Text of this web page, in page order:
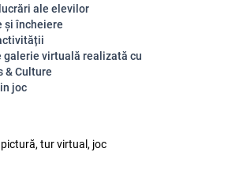
ale elevilor
și încheiere
galerie virtuală realizată cu
& Culture
joc
tur virtual, joc